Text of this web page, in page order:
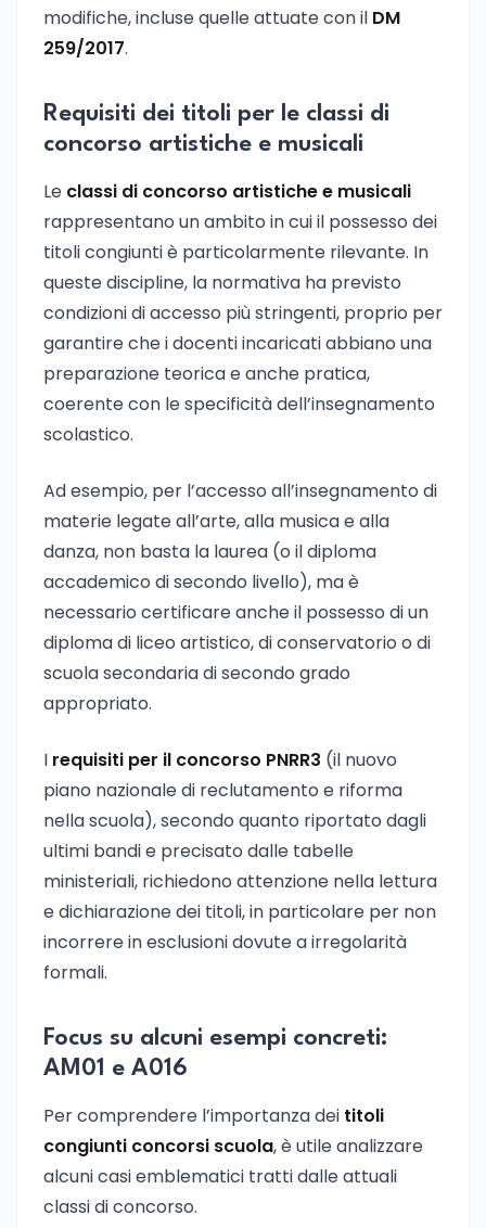
modifiche, incluse quelle attuate con il DM
259/2017.
Requisiti dei titoli per le classi di
concorso artistiche e musicali
Le classi di concorso artistiche e musicali
rappresentano un ambito in cui il possesso dei
titoli congiunti è particolarmente rilevante. In
queste discipline, la normativa ha previsto
condizioni di accesso più stringenti, proprio per
garantire che i docenti incaricati abbiano una
preparazione teorica e anche pratica,
coerente con le specificità dell’insegnamento
scolastico.
Ad esempio, per l’accesso all’insegnamento di
materie legate all’arte, alla musica e alla
danza, non basta la laurea (o il diploma
accademico di secondo livello), ma è
necessario certificare anche il possesso di un
diploma di liceo artistico, di conservatorio o di
scuola secondaria di secondo grado
appropriato.
I requisiti per il concorso PNRR3 (il nuovo
piano nazionale di reclutamento e riforma
nella scuola), secondo quanto riportato dagli
ultimi bandi e precisato dalle tabelle
ministeriali, richiedono attenzione nella lettura
e dichiarazione dei titoli, in particolare per non
incorrere in esclusioni dovute a irregolarità
formali.
Focus su alcuni esempi concreti:
AM01 e A016
Per comprendere l’importanza dei titoli
congiunti concorsi scuola, è utile analizzare
alcuni casi emblematici tratti dalle attuali
classi di concorso.